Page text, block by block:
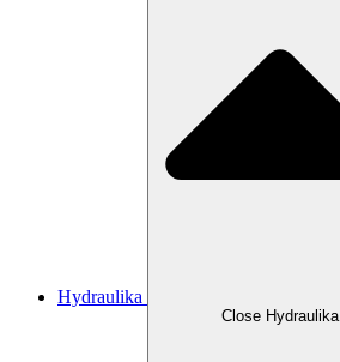
Hydraulika
Close Hydraulika